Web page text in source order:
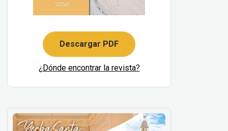
Descargar PDF
¿Dónde encontrar la revista?